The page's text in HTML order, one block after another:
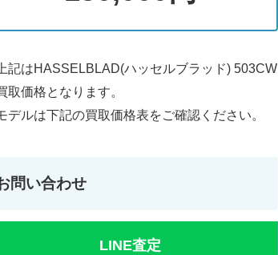
記はHASSELBLAD(ハッセルブラッド) 503CW
取価格となります。
デルは下記の買取価格表をご確認ください。
問い合わせ
LINE査定